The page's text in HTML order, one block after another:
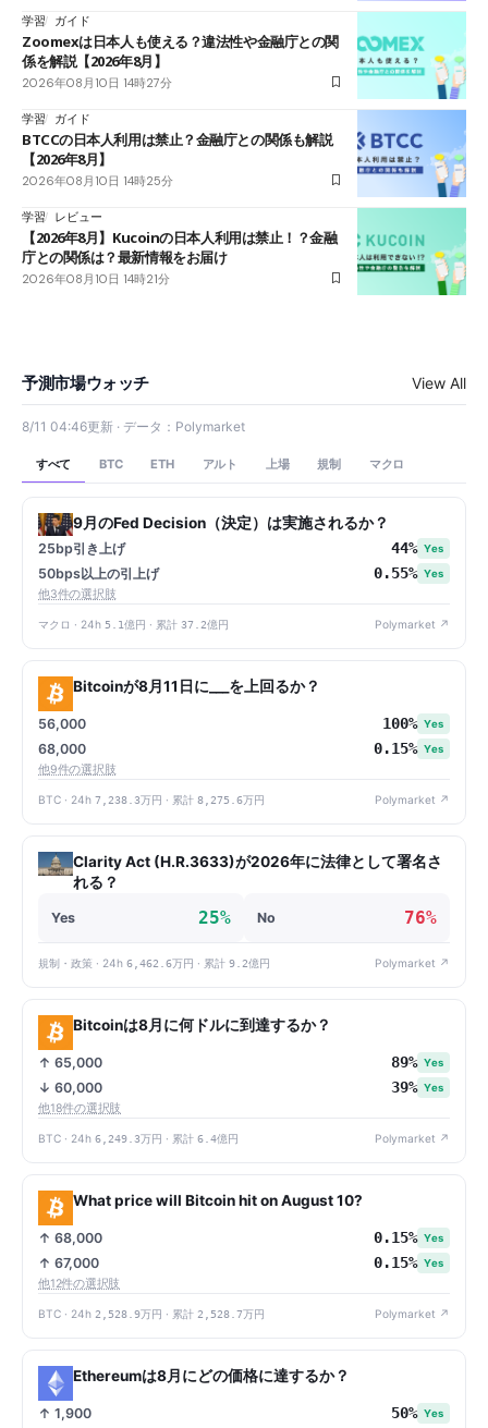
学習 ガイド
Zoomexは日本人も使える？違法性や金融庁との関
係を解説【2026年8月】
2026年08月10日 14時27分
学習 ガイド
BTCCの日本人利用は禁止？金融庁との関係も解説
【2026年8月】
2026年08月10日 14時25分
学習 レビュー
【2026年8月】Kucoinの日本人利用は禁止！？金融
庁との関係は？最新情報をお届け
2026年08月10日 14時21分
予測市場ウォッチ View All
8/11 04:46更新 · データ：Polymarket
すべて BTC ETH アルト 上場 規制 マクロ
9月のFed Decision（決定）は実施されるか？
25bp引き上げ 44% Yes
50bps以上の引上げ 0.55% Yes
他3件の選択肢
マクロ · 24h 5.1億円 · 累計 37.2億円 Polymarket ↗
Bitcoinが8月11日に___を上回るか？
56,000 100% Yes
68,000 0.15% Yes
他9件の選択肢
BTC · 24h 7,238.3万円 · 累計 8,275.6万円 Polymarket ↗
Clarity Act (H.R.3633)が2026年に法律として署名さ
れる？
Yes 25% No 76%
規制・政策 · 24h 6,462.6万円 · 累計 9.2億円 Polymarket ↗
Bitcoinは8月に何ドルに到達するか？
↑ 65,000 89% Yes
↓ 60,000 39% Yes
他18件の選択肢
BTC · 24h 6,249.3万円 · 累計 6.4億円 Polymarket ↗
What price will Bitcoin hit on August 10?
↑ 68,000 0.15% Yes
↑ 67,000 0.15% Yes
他12件の選択肢
BTC · 24h 2,528.9万円 · 累計 2,528.7万円 Polymarket ↗
Ethereumは8月にどの価格に達するか？
↑ 1,900 50% Yes